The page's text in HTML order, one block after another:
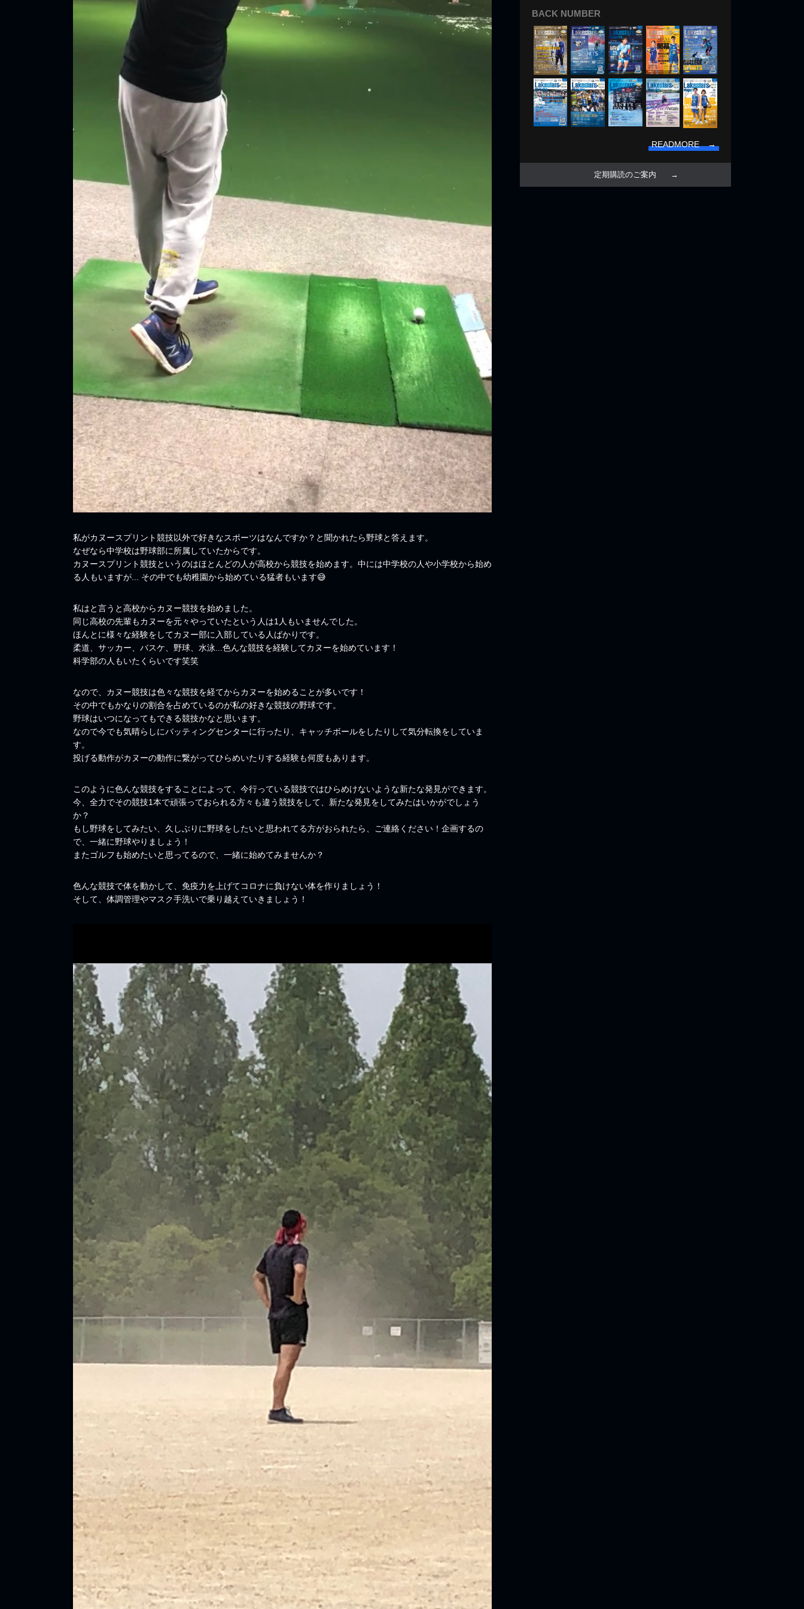
私がカヌースプリント競技以外で好きなスポーツはなんですか？と聞かれたら野球と答えます。
なぜなら中学校は野球部に所属していたからです。
カヌースプリント競技というのはほとんどの人が高校から競技を始めます。中には中学校の人や小学校から始め
る人もいますが... その中でも幼稚園から始めている猛者もいます😅
私はと言うと高校からカヌー競技を始めました。
同じ高校の先輩もカヌーを元々やっていたという人は1人もいませんでした。
ほんとに様々な経験をしてカヌー部に入部している人ばかりです。
柔道、サッカー、バスケ、野球、水泳...色んな競技を経験してカヌーを始めています！
科学部の人もいたくらいです笑笑
なので、カヌー競技は色々な競技を経てからカヌーを始めることが多いです！
その中でもかなりの割合を占めているのが私の好きな競技の野球です。
野球はいつになってもできる競技かなと思います。
なので今でも気晴らしにバッティングセンターに行ったり、キャッチボールをしたりして気分転換をしていま
す。
投げる動作がカヌーの動作に繋がってひらめいたりする経験も何度もあります。
このように色んな競技をすることによって、今行っている競技ではひらめけないような新たな発見ができます。
今、全力でその競技1本で頑張っておられる方々も違う競技をして、新たな発見をしてみたはいかがでしょう
か？
もし野球をしてみたい、久しぶりに野球をしたいと思われてる方がおられたら、ご連絡ください！企画するの
で、一緒に野球やりましょう！
またゴルフも始めたいと思ってるので、一緒に始めてみませんか？
色んな競技で体を動かして、免疫力を上げてコロナに負けない体を作りましょう！
そして、体調管理やマスク手洗いで乗り越えていきましょう！
BACK NUMBER
READMORE →
定期購読のご案内